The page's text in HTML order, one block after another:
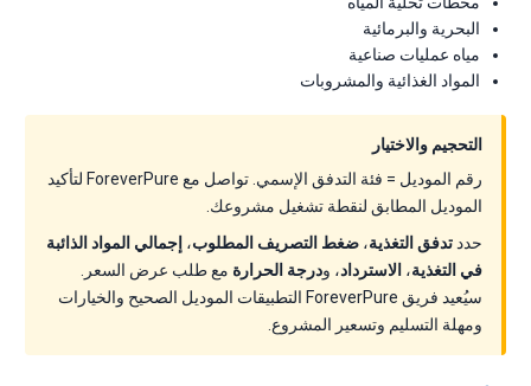
البحرية والبرمائية
مياه عمليات صناعية
المواد الغذائية والمشروبات
التحجيم والاختيار
رقم الموديل = فئة التدفق الإسمي. تواصل مع ForeverPure لتأكيد
الموديل المطابق لنقطة تشغيل مشروعك.
حدد تدفق التغذية، ضغط التصريف المطلوب، إجمالي المواد الذائبة
في التغذية، الاسترداد، ودرجة الحرارة مع طلب عرض السعر.
سيُعيد فريق ForeverPure التطبيقات الموديل الصحيح والخيارات
ومهلة التسليم وتسعير المشروع.